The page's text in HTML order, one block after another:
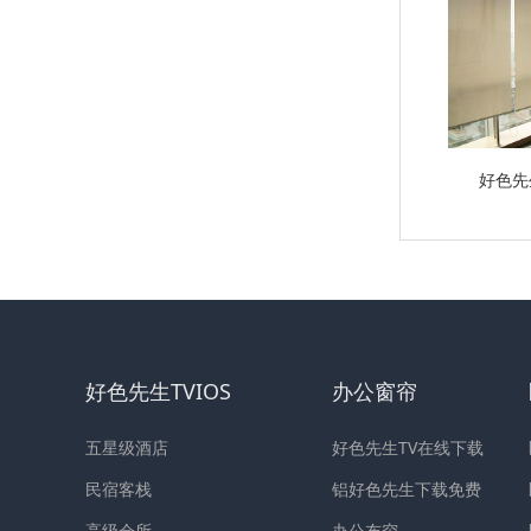
好色
好色先生TVIOS
五星级酒店
民宿客栈
办公窗帘
好色先生TV在线下载
铝好色先生下载免费